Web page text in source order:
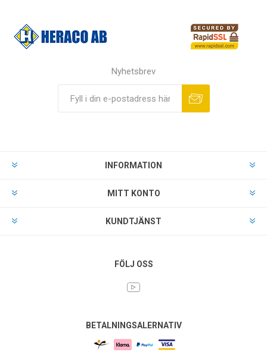
Nyhetsbrev
INFORMATION
MITT KONTO
KUNDTJÄNST
FÖLJ OSS
BETALNINGSALERNATIV